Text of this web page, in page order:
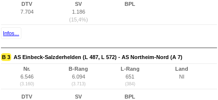
DTV
7.704
SV
1.186
(15,4%)
BPL
Infos...
B 3 AS Einbeck-Salzderhelden (L 487, L 572) - AS Northeim-Nord (A 7)
Nr.
6.546
(3.160)
B-Rang
6.094
(3.713)
L-Rang
651
(384)
Land
NI
DTV
SV
BPL